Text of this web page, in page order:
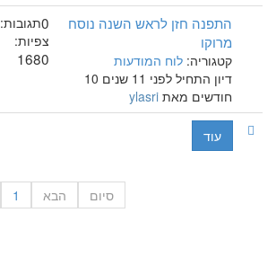
עוד
התפנה חזן לראש השנה נוסח
מרוקו
קטגוריה: לוח המודעות
דיון התחיל לפני 11 שנים 10
חודשים מאת ylasri
תגובות:0
צפיות:
1680
1 הבא
סיום